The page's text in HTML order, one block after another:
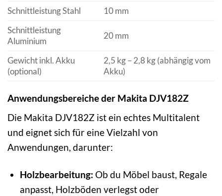
Schnittleistung Stahl
10 mm
Schnittleistung
Aluminium
20 mm
Gewicht inkl. Akku
(optional)
2,5 kg – 2,8 kg (abhängig vom
Akku)
Anwendungsbereiche der Makita DJV182Z
Die Makita DJV182Z ist ein echtes Multitalent
und eignet sich für eine Vielzahl von
Anwendungen, darunter:
Holzbearbeitung: Ob du Möbel baust, Regale
anpasst, Holzböden verlegst oder